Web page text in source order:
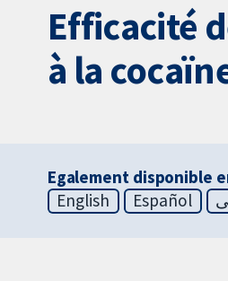
Efficacité
à la
Egalement disponible
English
Español